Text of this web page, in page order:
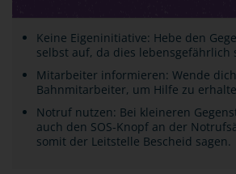
Keine Eigeninitiative: Hebe den
selbst auf, da dies lebensgefährlich
Mitarbeiter informieren: Wende
Bahnmitarbeiter, um Hilfe zu
Notruf nutzen: Bei kleineren
auch den SOS-Knopf an der
somit der Leitstelle Bescheid sagen.